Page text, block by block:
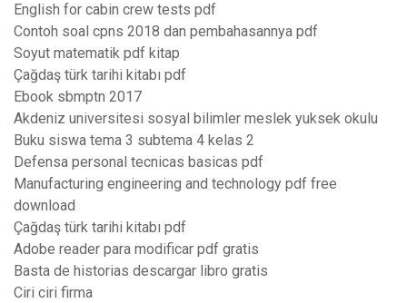
English for cabin crew tests pdf
Contoh soal cpns 2018 dan pembahasannya pdf
Soyut matematik pdf kitap
Çağdaş türk tarihi kitabı pdf
Ebook sbmptn 2017
Akdeniz universitesi sosyal bilimler meslek yuksek okulu
Buku siswa tema 3 subtema 4 kelas 2
Defensa personal tecnicas basicas pdf
Manufacturing engineering and technology pdf free
download
Çağdaş türk tarihi kitabı pdf
Adobe reader para modificar pdf gratis
Basta de historias descargar libro gratis
Ciri ciri firma